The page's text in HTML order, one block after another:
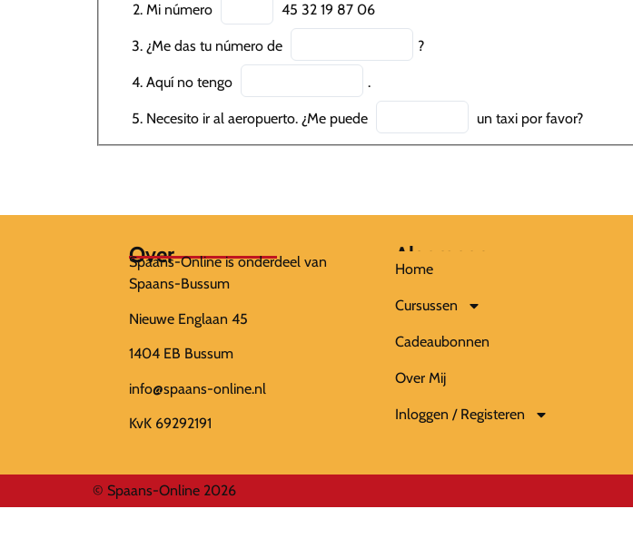
Mi número 45 32 19 87 06
¿Me das tu número de ?
Aquí no tengo .
Necesito ir al aeropuerto. ¿Me puede un taxi por favor?
Over
Spaans-Online is onderdeel van
Spaans-Bussum
Nieuwe Englaan 45
1404 EB Bussum
info@spaans-online.nl
KvK 69292191
Algemeen
Home
Cursussen
Cadeaubonnen
Over Mij
Inloggen / Registeren
© Spaans-Online 2026